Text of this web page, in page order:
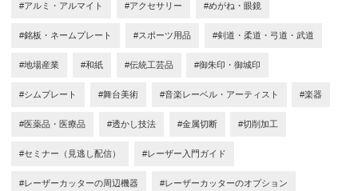
#アルミ・アルマイト #アクセサリー #めがね・眼鏡
#銘板・ネームプレート #スポーツ用品 #剣道・柔道・弓道・武道
#地場産業 #和紙 #伝統工芸品 #御朱印・御城印
#シムプレート #舞台美術 #音楽レーベル・アーティスト #楽器
#医薬品・医療品 #透かし技法 #金属切断 #切削加工
#セミナー（見逃し配信） #レーザー入門ガイド
#レーザーカッターの周辺機器 #レーザーカッターのオプション